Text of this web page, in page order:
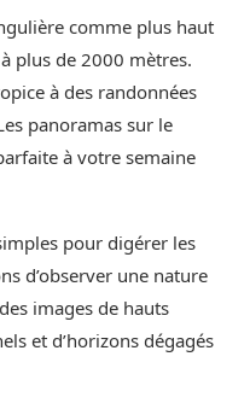
comme plus haut
plus de 2000 mètres.
à des randonnées
panoramas sur le
à votre semaine
pour digérer les
d’observer une nature
images de hauts
et d’horizons dégagés